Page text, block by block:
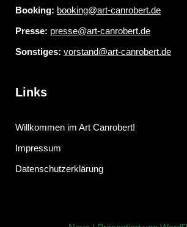
Booking: booking@art-canrobert.de
Presse: presse@art-canrobert.de
Sonstiges: vorstand@art-canrobert.de
Links
Willkommen im Art Canrobert!
Impressum
Datenschutzerklärung